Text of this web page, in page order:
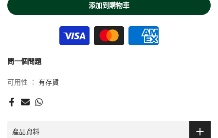
添加到購物車
問一個問題
可用性 ： 有存貨
產品資料